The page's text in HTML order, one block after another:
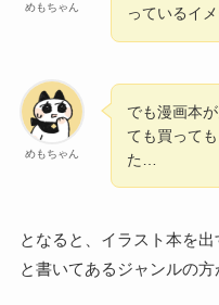
めもちゃん
っているイ
めもちゃん
でも漫画本
ても買って
た…
となると、イラスト本を
と書いてあるジャンルの方